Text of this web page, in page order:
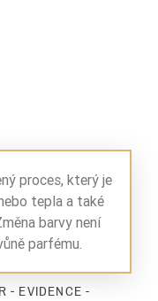
proces, který je
tepla a také
barvy není
parfému.
- EVIDENCE -